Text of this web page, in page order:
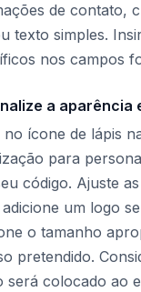
de contato,
texto simples.
nos campos
a aparência
no ícone de lápis
para
código. Ajuste
um logo
o tamanho
pretendido.
será colocado ao